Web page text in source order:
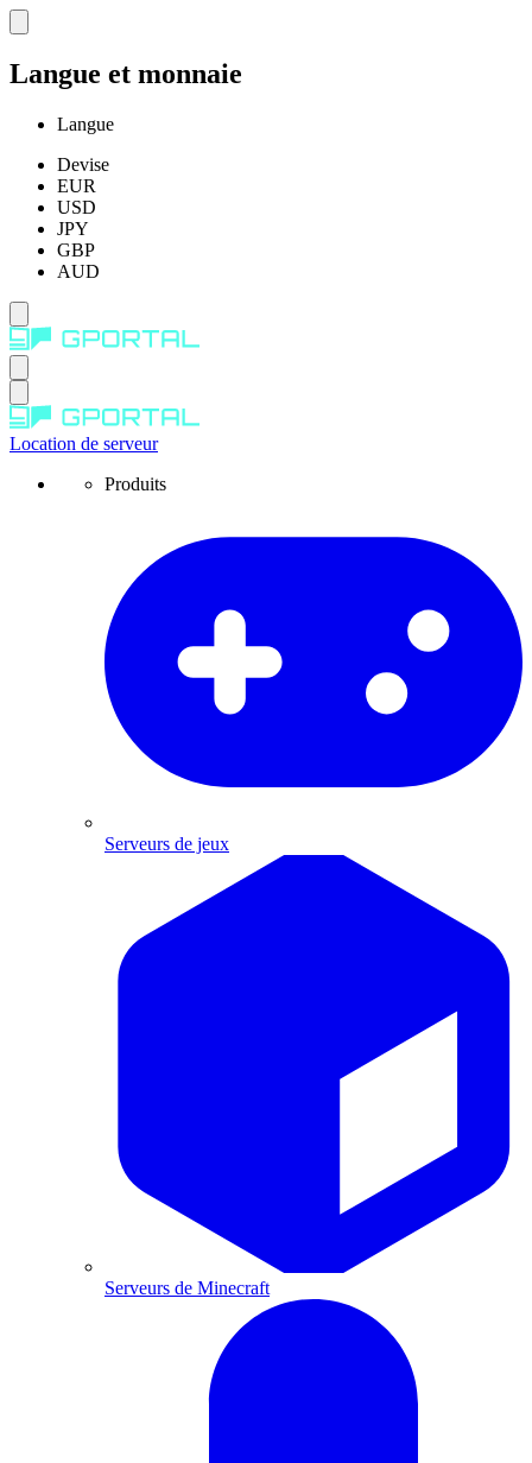
Langue et monnaie
Langue
Devise
EUR
USD
JPY
GBP
AUD
Location de serveur
Produits
Serveurs de jeux
Serveurs de Minecraft